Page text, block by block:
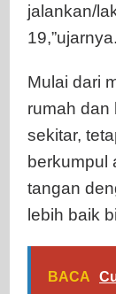
jalankan/
19,”ujarnya.
Mulai dari
rumah dan
sekitar,
berkumpul
tangan
lebih baik
BACA